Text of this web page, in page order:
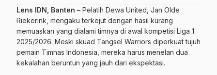
Lens IDN, Banten – Pelatih Dewa United, Jan Olde
Riekerink, mengaku terkejut dengan hasil kurang
memuaskan yang dialami timnya di awal kompetisi Liga 1
2025/2026. Meski skuad Tangsel Warriors diperkuat tujuh
pemain Timnas Indonesia, mereka harus menelan dua
kekalahan beruntun yang jauh dari ekspektasi.